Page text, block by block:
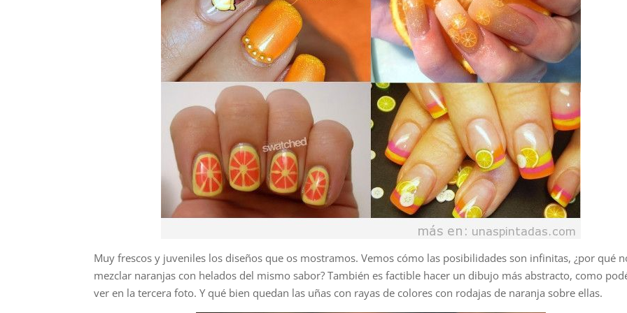
Muy frescos y juveniles los diseños que os mostramos. Vemos cómo las posibilidades son infinitas, ¿por qué
mezclar naranjas con helados del mismo sabor? También es factible hacer un dibujo más abstracto, como
ver en la tercera foto. Y qué bien quedan las uñas con rayas de colores con rodajas de naranja sobre ellas.